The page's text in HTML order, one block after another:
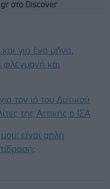
στο Discover
για ένα μήνα,
φλεγμονή και
τον ιό του Δυτικού
της Αττικής ο ΙΣΑ
είναι απλή